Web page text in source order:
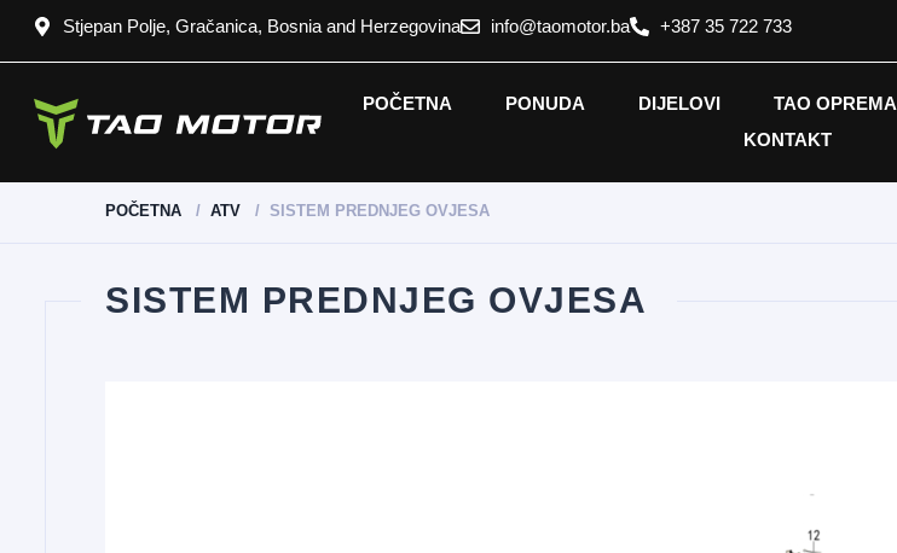
Stjepan Polje, Gračanica, Bosnia and Herzegovina info@taomotor.ba +387 35 722 733
POČETNA PONUDA DIJELOVI TAO OPREMA
KONTAKT
POČETNA ATV SISTEM PREDNJEG OVJESA
SISTEM PREDNJEG OVJESA